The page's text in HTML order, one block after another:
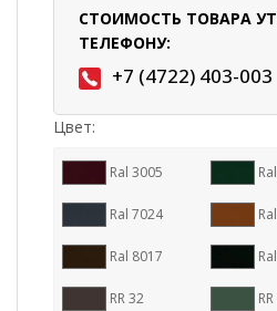
СТОИМОСТЬ ТОВАРА
ТЕЛЕФОНУ:
+7 (4722) 403-003
Цвет:
Ral 3005
Ral 7024
Ral 8017
RR 32